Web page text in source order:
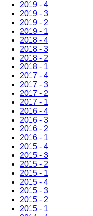
2019 - 4
2019 - 3
2019 - 2
2019 - 1
2018 - 4
2018 - 3
2018 - 2
2018 - 1
2017 - 4
2017 - 3
2017 - 2
2017 - 1
2016 - 4
2016 - 3
2016 - 2
2016 - 1
2015 - 4
2015 - 3
2015 - 2
2015 - 1
2015 - 4
2015 - 3
2015 - 2
2015 - 1